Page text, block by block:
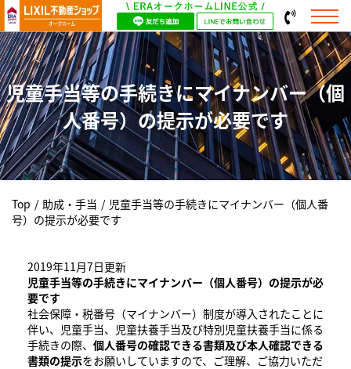
児童手当等の手続きにマイナンバー（個
人番号）の提示が必要です
Top / 助成・手当 / 児童手当等の手続きにマイナンバー（個人番
号）の提示が必要です
2019年11月7日更新
児童手当等の手続きにマイナンバー（個人番号）の提示が必
要です
社会保障・税番号（マイナンバー）制度が導入されたことに
伴い、児童手当、児童扶養手当及び特別児童扶養手当に係る
手続きの際、 個人番号の確認できる書類及び本人確認できる
書類の提示をお願いしていますので、ご理解、ご協力いただ